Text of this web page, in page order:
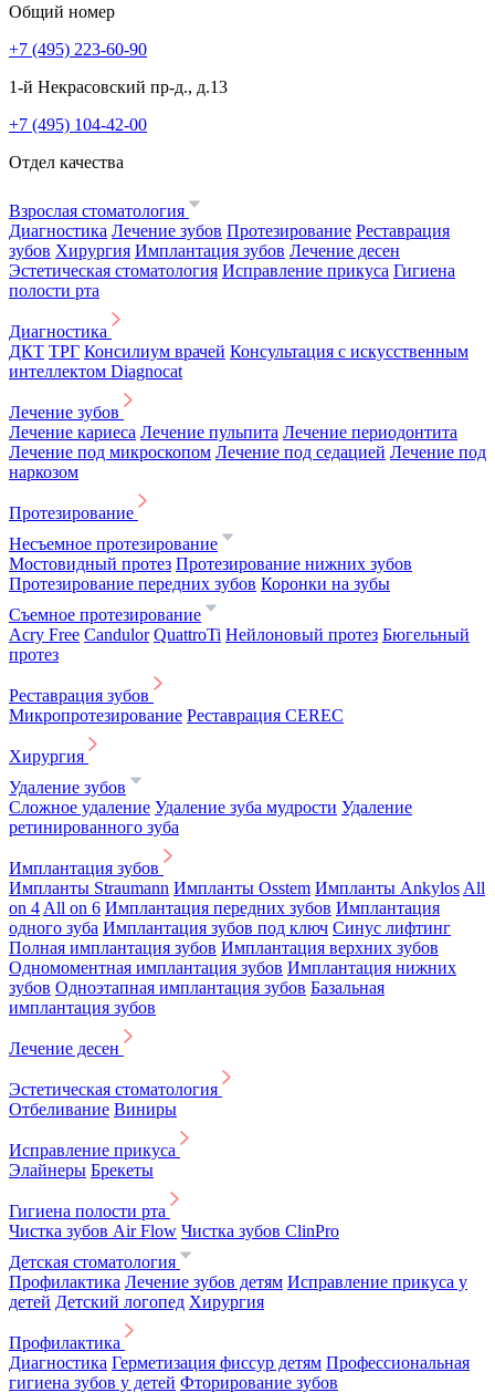
Общий номер
+7 (495) 223-60-90
1-й Некрасовский пр-д., д.13
+7 (495) 104-42-00
Отдел качества
Взрослая стоматология
Диагностика Лечение зубов Протезирование Реставрация
зубов Хирургия Имплантация зубов Лечение десен
Эстетическая стоматология Исправление прикуса Гигиена
полости рта
Диагностика
ДКТ ТРГ Консилиум врачей Консультация с искусственным
интеллектом Diagnocat
Лечение зубов
Лечение кариеса Лечение пульпита Лечение периодонтита
Лечение под микроскопом Лечение под седацией Лечение под
наркозом
Протезирование
Несъемное протезирование
Мостовидный протез Протезирование нижних зубов
Протезирование передних зубов Коронки на зубы
Съемное протезирование
Acry Free Candulor QuattroTi Нейлоновый протез Бюгельный
протез
Реставрация зубов
Микропротезирование Реставрация CEREC
Хирургия
Удаление зубов
Сложное удаление Удаление зуба мудрости Удаление
ретинированного зуба
Имплантация зубов
Импланты Straumann Импланты Osstem Импланты Ankylos All
on 4 All on 6 Имплантация передних зубов Имплантация
одного зуба Имплантация зубов под ключ Синус лифтинг
Полная имплантация зубов Имплантация верхних зубов
Одномоментная имплантация зубов Имплантация нижних
зубов Одноэтапная имплантация зубов Базальная
имплантация зубов
Лечение десен
Эстетическая стоматология
Отбеливание Виниры
Исправление прикуса
Элайнеры Брекеты
Гигиена полости рта
Чистка зубов Air Flow Чистка зубов ClinPro
Детская стоматология
Профилактика Лечение зубов детям Исправление прикуса у
детей Детский логопед Хирургия
Профилактика
Диагностика Герметизация фиссур детям Профессиональная
гигиена зубов у детей Фторирование зубов